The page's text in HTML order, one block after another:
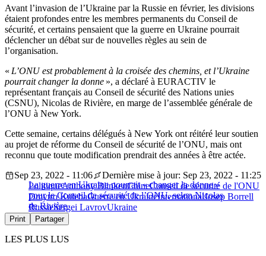
Avant l’invasion de l’Ukraine par la Russie en février, les divisions
étaient profondes entre les membres permanents du Conseil de
sécurité, et certains pensaient que la guerre en Ukraine pourrait
déclencher un débat sur de nouvelles règles au sein de
l’organisation.
« L’ONU est probablement à la croisée des chemins, et l’Ukraine
pourrait changer la donne », a déclaré à EURACTIV le
représentant français au Conseil de sécurité des Nations unies
(CSNU), Nicolas de Rivière, en marge de l’assemblée générale de
l’ONU à New York.
Cette semaine, certains délégués à New York ont réitéré leur soutien
au projet de réforme du Conseil de sécurité de l’ONU, mais ont
reconnu que toute modification prendrait des années à être actée.
La guerre en Ukraine pourrait « changer la donne »
pour le Conseil de sécurité de l’ONU, selon Nicolas
de Rivière
Sep 23, 2022 - 11:06
Dernière mise à jour: Sep 23, 2022 - 11:25
PolitiqueAnthony BlinkenChineConseil de sécurité de l'ONU
Dmytro KulebaGuerre en UkraineInternationalJosep Borrell
RussieSergei LavrovUkraine
Print Partager
LES PLUS LUS